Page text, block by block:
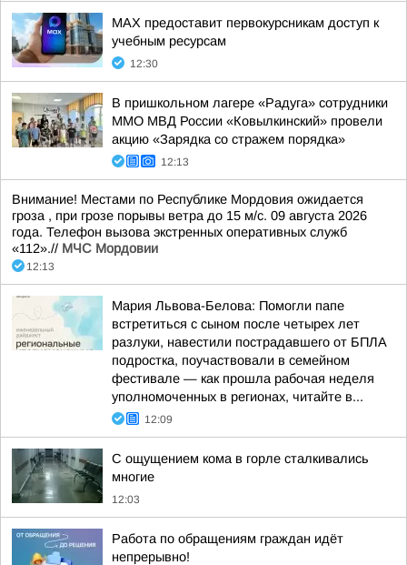
MAX предоставит первокурсникам доступ к
учебным ресурсам
12:30
В пришкольном лагере «Радуга» сотрудники
ММО МВД России «Ковылкинский» провели
акцию «Зарядка со стражем порядка»
12:13
Внимание! Местами по Республике Мордовия ожидается
гроза , при грозе порывы ветра до 15 м/с. 09 августа 2026
года. Телефон вызова экстренных оперативных служб
«112».// МЧС Мордовии
12:13
Мария Львова-Белова: Помогли папе
встретиться с сыном после четырех лет
разлуки, навестили пострадавшего от БПЛА
подростка, поучаствовали в семейном
фестивале — как прошла рабочая неделя
уполномоченных в регионах, читайте в...
12:09
С ощущением кома в горле сталкивались
многие
12:03
Работа по обращениям граждан идёт
непрерывно!